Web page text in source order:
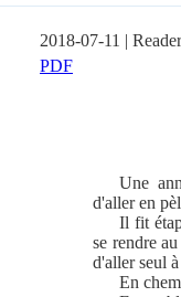
2018-07-11 |
PDF
Une
d'aller en
Il fit
se rendre
d'aller seul
En